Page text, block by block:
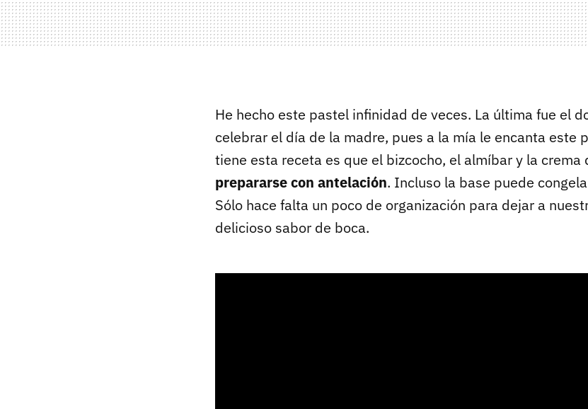
He hecho este pastel infinidad de veces. La última fue el
celebrar el día de la madre, pues a la mía le encanta este
tiene esta receta es que el bizcocho, el almíbar y la crema
prepararse con antelación. Incluso la base puede
Sólo hace falta un poco de organización para dejar a
delicioso sabor de boca.